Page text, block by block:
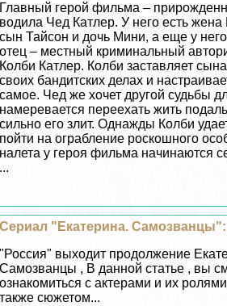
Главный герой фильма –
водила Чед Катлер. У него есть жена
сын Тайсон и дочь Мини, а еще у него
отец – местный криминальный
Колби Катлер. Колби заставляет
своих бандитских делах и
самое. Чед же хочет другой судьбы
намеревается переехать жить
сильно его злит. Однажды Колби
пойти на ограбление роскошного
налета у героя фильма начинаются
...
Сериал "Екатерина.
"Россия" выходит продолжение
Самозванцы , В данной статье , вы
ознакомиться с актерами и их
также сюжетом...